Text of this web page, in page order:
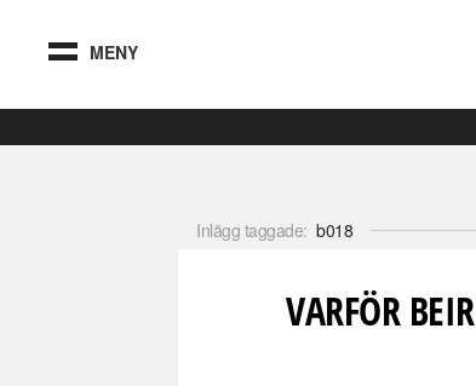
MENY
Inlägg taggade: b018
VARFÖR